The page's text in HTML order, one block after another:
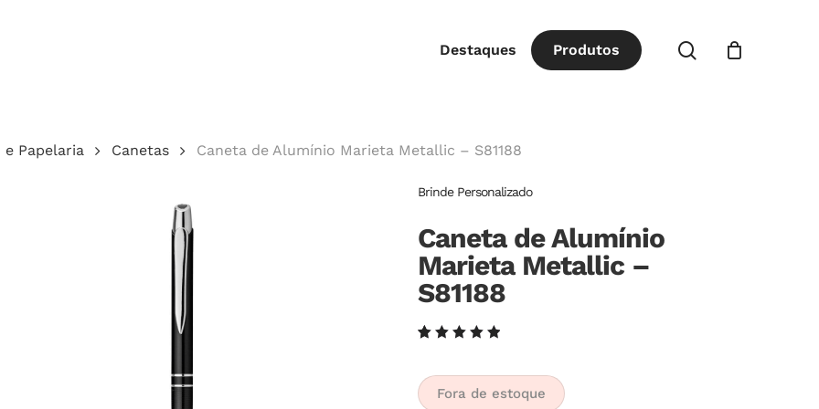
Destaques Produtos procurar
Papelaria Canetas Caneta de Alumínio Marieta Metallic – S81188
Brinde Personalizado
Caneta de Alumínio
Marieta Metallic –
S81188
5.00de
5, com
baseado
Fora de estoque